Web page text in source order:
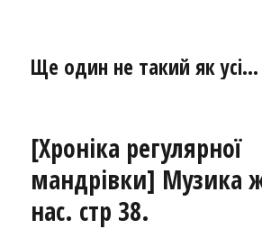
Ще один не такий як усі…
[Хроніка регулярної
мандрівки] Музика
нас. стр 38.